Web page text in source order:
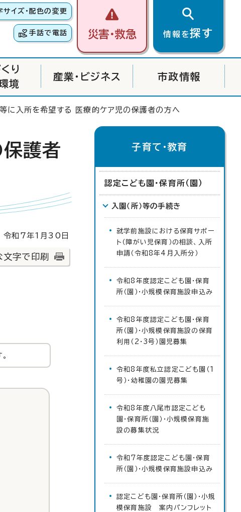
サイズ・配色の変更
手話で電話 災害・救急 情報を探す
り
境
産業・ビジネス 市政情報
に入所を希望する 医療的ケア児の保護者の方へ
護者
和7年1月30日
文字で印刷
子育て・教育
認定こども園・保育所（園）
入園（所）等の手続き
就学前施設における保育サポー
ト（障がい児保育）の相談、入所
申請（令和8年4月入所分）
令和8年度認定こども園・保育
所（園）・小規模保育施設申込み
令和8年度認定こども園・保育
所（園）・小規模保育施設の保育
利用（2・3号）園児募集
令和8年度私立認定こども園（1
号）・幼稚園の園児募集
令和8年度八尾市認定こども
園・保育所（園）・小規模保育施
設の募集状況
令和7年度認定こども園・保育
所（園）・小規模保育施設申込み
認定こども園・保育所（園）・小規
模保育施設 案内パンフレット